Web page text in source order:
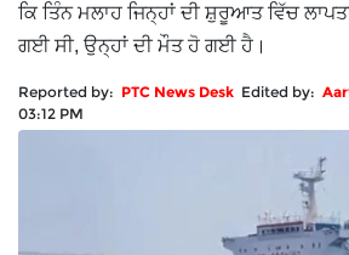
ਕਿ ਤਿੰਨ ਮਲਾਹ ਜਿਨ੍ਹਾਂ ਦੀ ਸ਼ੁਰੂਆਤ ਵਿੱਚ
ਗਈ ਸੀ, ਉਨ੍ਹਾਂ ਦੀ ਮੌਤ ਹੋ ਗਈ ਹੈ।
Reported by: PTC News Desk Edited by:
03:12 PM